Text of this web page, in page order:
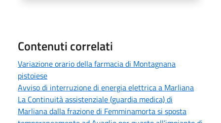
Contenuti correlati
Variazione orario della farmacia di Montagnana
pistoiese
Avviso di interruzione di energia elettrica a Marliana
La Continuità assistenziale (guardia medica) di
Marliana dalla frazione di Femminamorta si sposta